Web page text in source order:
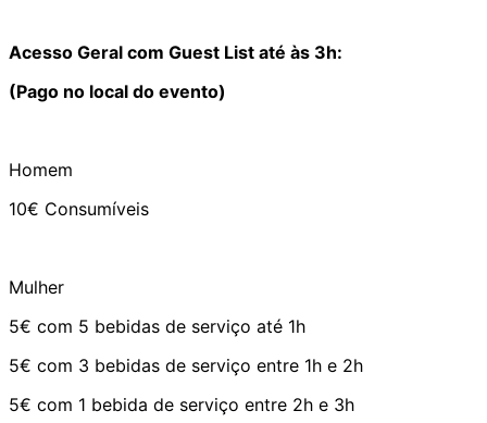
Acesso Geral com Guest List até às 3h:
(Pago no local do evento)
Homem
10€ Consumíveis
Mulher
5€ com 5 bebidas de serviço até 1h
5€ com 3 bebidas de serviço entre 1h e 2h
5€ com 1 bebida de serviço entre 2h e 3h